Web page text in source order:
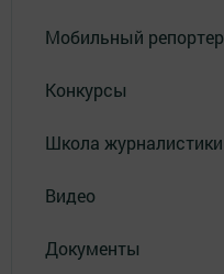
Мобильный репортер
Конкурсы
Школа журналистики
Видео
Документы